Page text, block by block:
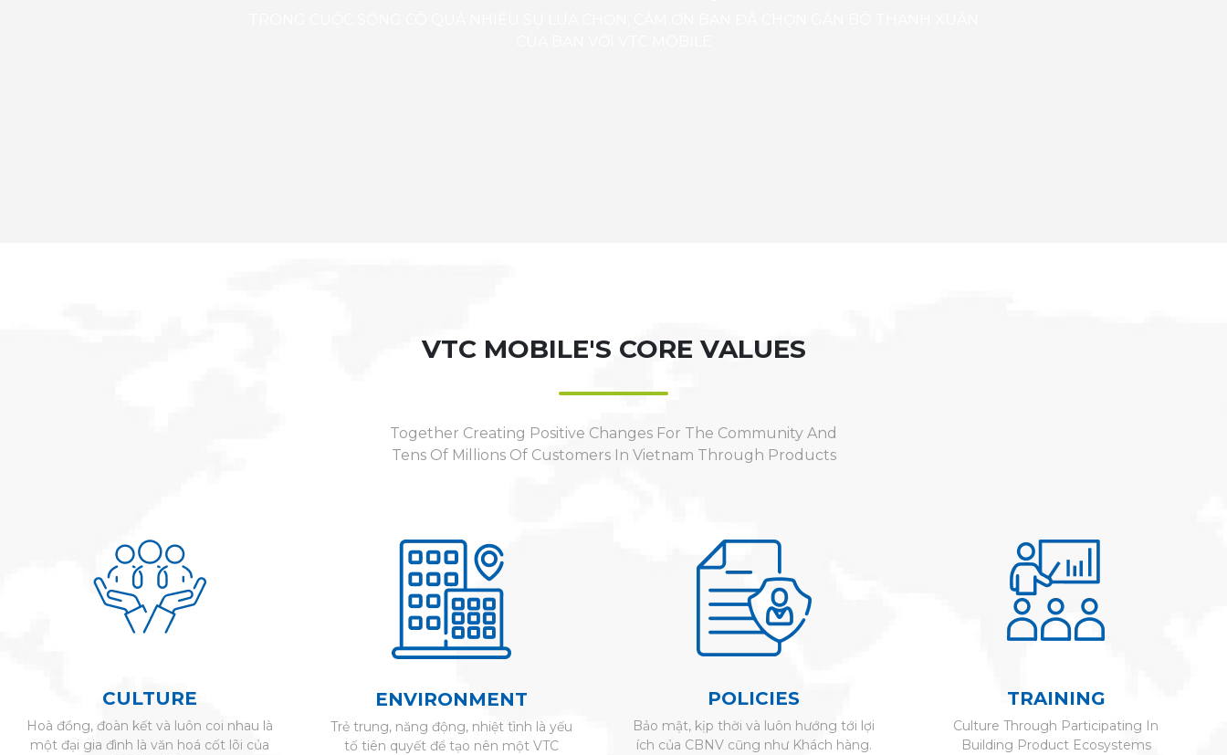
VTC MOBILE'S CORE VALUES
Together Creating Positive Changes For The Community And
Tens Of Millions Of Customers In Vietnam Through Products
CULTURE
Hoà đồng, đoàn kết và luôn coi nhau là
một đại gia đình là văn hoá cốt lõi của
ENVIRONMENT
Trẻ trung, năng động, nhiệt tình là yếu
tố tiên quyết để tạo nên một VTC
POLICIES
Bảo mật, kịp thời và luôn hướng tới lợi
ích của CBNV cũng như Khách hàng.
TRAINING
Culture Through Participating In
Building Product Ecosystems